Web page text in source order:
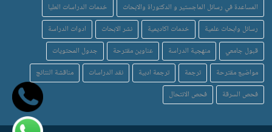
المساعدة في رسائل الماجستير و الدكتوراة والابحاث
خدمات الدراسات العليا
رسائل وابحاث علمية
خدمات اكاديمية نشر الابحاث
ادوات الدراسة
قبول جامعي
منهجية الدراسة عناوين مقترحة
جدول المحتويات
مواضيع مقترحة
ترجمة ترجمة ادبية نقد الدراسات
مناقشة النتائج
فحص السرقة
فحص الانتحال